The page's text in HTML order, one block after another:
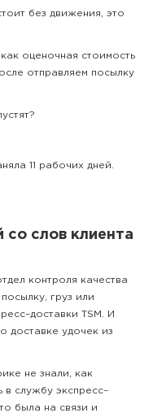
без движения, это
оценочная стоимость
отправляем посылку
11 рабочих дней.
слов клиента
контроля качества
груз или
TSM. И
доставке удочек из
не знали, как
в службу экспресс–
была на связи и